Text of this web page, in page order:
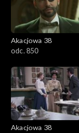
Akacjowa 38
odc. 850
Akacjowa 38